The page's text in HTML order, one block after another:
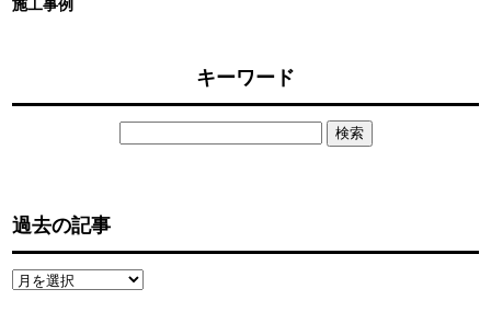
施工事例
キーワード
過去の記事
過